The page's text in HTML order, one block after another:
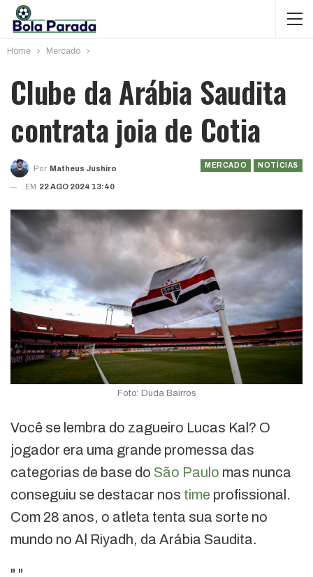
Home Mercado
Clube da Arábia Saudita
contrata joia de Cotia
MERCADO NOTÍCIAS
Por Matheus Jushiro
EM 22 AGO 2024 13:40
Foto: Duda Bairros
Você se lembra do zagueiro Lucas Kal? O
jogador era uma grande promessa das
categorias de base do São Paulo mas nunca
conseguiu se destacar nos time profissional.
Com 28 anos, o atleta tenta sua sorte no
mundo no Al Riyadh, da Arábia Saudita.
" "